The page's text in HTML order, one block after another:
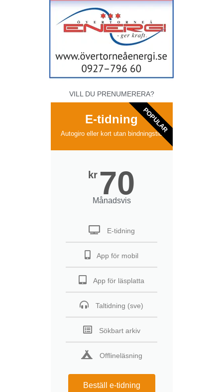
VILL DU PRENUMERERA?
E-tidning
Autogiro eller kort utan bindningstid
kr 70
Månadsvis
E-tidning
App för mobil
App för läsplatta
Taltidning (sve)
Sökbart arkiv
Offlineläsning
Beställ e-tidning
POPULAR